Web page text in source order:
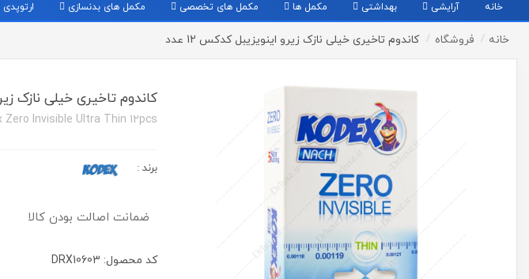
خانه آرایشی بهداشتی مکمل ها مکمل های تخصصی مکمل های بدنسازی ارتوپدی
خانه فروشگاه کاندوم تاخیری خیلی نازک زیرو اینویزیبل کدکس 12 عدد
کاندوم تاخیری خیلی نازک زیرو
Zero Invisible Ultra Thin 12pcs
برند :
ضمانت اصالت بودن کالا
کد محصول: DRX10603